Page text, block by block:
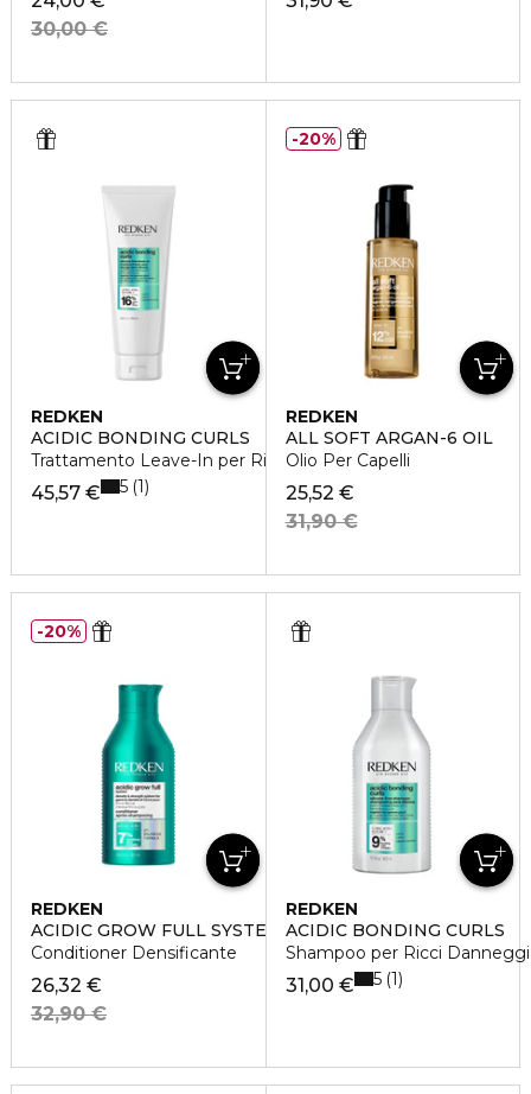
30,00 €
REDKEN
ACIDIC BONDING CURLS
Trattamento Leave-In per Ricci Danneggiati
45,57 € 5 1
REDKEN
ALL SOFT ARGAN-6 OIL
Olio Per Capelli
25,52 €
31,90 €
20%
REDKEN
ACIDIC GROW FULL SYSTEM
Conditioner Densificante
26,32 €
32,90 €
20%
REDKEN
ACIDIC BONDING CURLS
Shampoo per Ricci
31,00 € 5 1